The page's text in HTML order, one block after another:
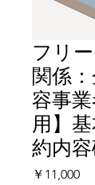
フリ
関係
容事
用】
約内
￥11,000価